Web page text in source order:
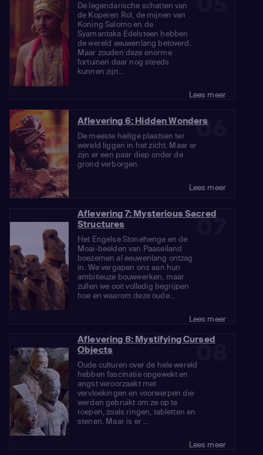
De legendarische schatten van
de Koperen Rol, de mijnen van
Koning Salomo en de
Syamantaka Edelsteen hebben
de wereld eeuwenlang betoverd.
Maar zouden deze enorme
fortuinen daar nog steeds
kunnen zijn...
Lees meer
06
Aflevering 6: Hidden Wonders
De meeste heilige plaatsen ter
wereld liggen in het zicht. Maar er
zijn er een paar diep onder de
grond verborgen.
Lees meer
07
Aflevering 7: Mysterious Sacred
Structures
Het Engelse Stonehenge en de
Moai-beelden van Paaseiland
boezemen al eeuwenlang ontzag
in. We vergapen ons aan hun
ambitieuze bouwwerken, maar
zullen we ooit volledig begrijpen
hoe en waarom deze oude...
Lees meer
08
Aflevering 8: Mystifying Cursed
Objects
Oude culturen over de hele wereld
hebben fascinatie opgewekt en
angst veroorzaakt met
vervloekingen en voorwerpen die
werden gebruikt om ze op te
roepen, zoals ringen, tabletten en
stenen. Maar is er ...
Lees meer